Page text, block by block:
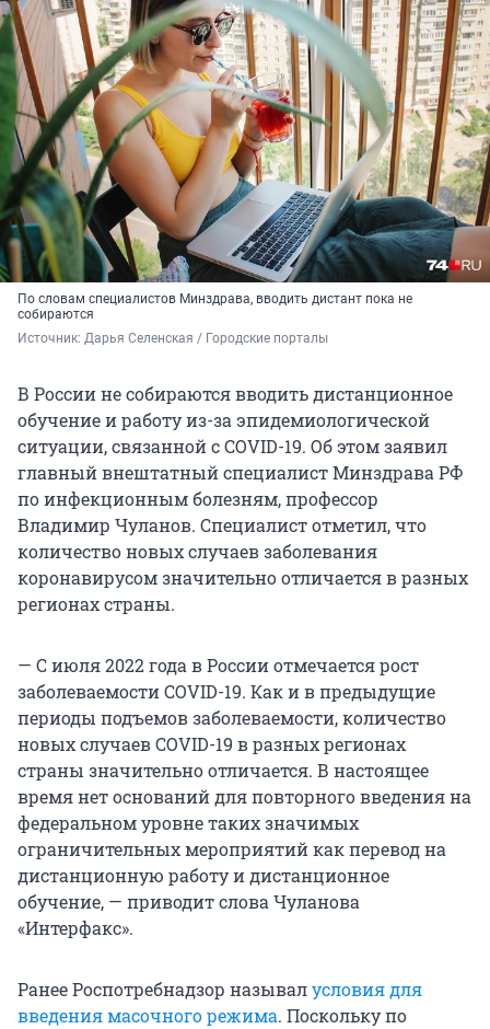
По словам специалистов Минздрава, вводить дистант пока не
собираются
Источник: Дарья Селенская / Городские порталы
В России не собираются вводить дистанционное
обучение и работу из-за эпидемиологической
ситуации, связанной с COVID-19. Об этом заявил
главный внештатный специалист Минздрава РФ
по инфекционным болезням, профессор
Владимир Чуланов. Специалист отметил, что
количество новых случаев заболевания
коронавирусом значительно отличается в разных
регионах страны.
— С июля 2022 года в России отмечается рост
заболеваемости COVID-19. Как и в предыдущие
периоды подъемов заболеваемости, количество
новых случаев COVID-19 в разных регионах
страны значительно отличается. В настоящее
время нет оснований для повторного введения на
федеральном уровне таких значимых
ограничительных мероприятий как перевод на
дистанционную работу и дистанционное
обучение, — приводит слова Чуланова
«Интерфакс».
Ранее Роспотребнадзор называлусловия для
введения масочного режима. Поскольку по